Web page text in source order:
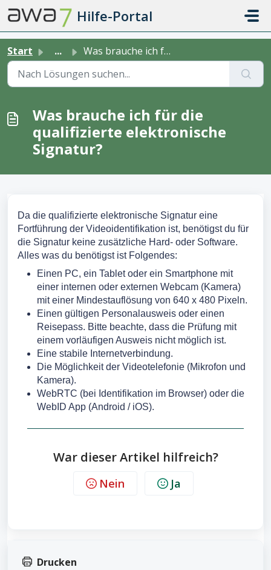
Zum hauptsächlichen Inhalt gehen
Hilfe-Portal
Start ... Was brauche ich für die qualifizierte elektronische Signa...
Was brauche ich für die
qualifizierte elektronische
Signatur?
Da die qualifizierte elektronische Signatur eine
Fortführung der Videoidentifikation ist, benötigst du für
die Signatur keine zusätzliche Hard- oder Software.
Alles was du benötigst ist Folgendes:
Einen PC, ein Tablet oder ein Smartphone mit
einer internen oder externen Webcam (Kamera)
mit einer Mindestauflösung von 640 x 480 Pixeln.
Einen gültigen Personalausweis oder einen
Reisepass. Bitte beachte, dass die Prüfung mit
einem vorläufigen Ausweis nicht möglich ist.
Eine stabile Internetverbindung.
Die Möglichkeit der Videotelefonie (Mikrofon und
Kamera).
WebRTC (bei Identifikation im Browser) oder die
WebID App (Android / iOS).
War dieser Artikel hilfreich?
Nein Ja
Drucken